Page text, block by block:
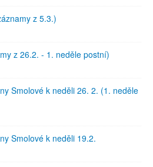
z 5.3.)
z 26.2. - 1. neděle postní)
Smolové k neděli 26. 2. (1. neděle
Smolové k neděli 19.2.